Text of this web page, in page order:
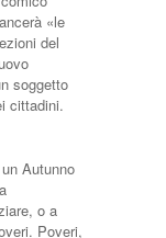
«le
del
soggetto
cittadini.
Autunno
o a
Poveri,